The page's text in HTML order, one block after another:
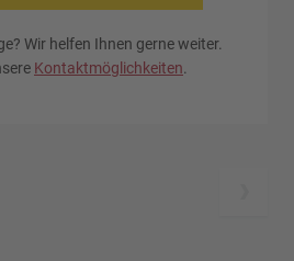
Wir helfen Ihnen gerne weiter.
Kontaktmöglichkeiten.